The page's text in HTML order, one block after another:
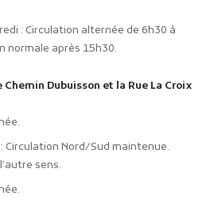
: Circulation alternée de 6h30 à
normale après 15h30.
Dubuisson et la Rue La Croix
Circulation Nord/Sud maintenue.
sens.